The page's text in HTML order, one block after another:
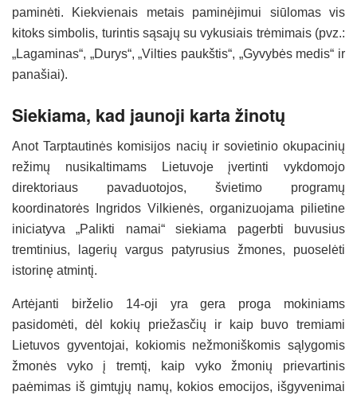
paminėti. Kiekvienais metais paminėjimui siūlomas vis
kitoks simbolis, turintis sąsajų su vykusiais trėmimais (pvz.:
„Lagaminas“, „Durys“, „Vilties paukštis“, „Gyvybės medis“ ir
panašiai).
Siekiama, kad jaunoji karta žinotų
Anot Tarptautinės komisijos nacių ir sovietinio okupacinių
režimų nusikaltimams Lietuvoje įvertinti vykdomojo
direktoriaus pavaduotojos, švietimo programų
koordinatorės Ingridos Vilkienės, organizuojama pilietine
iniciatyva „Palikti namai“ siekiama pagerbti buvusius
tremtinius, lagerių vargus patyrusius žmones, puoselėti
istorinę atmintį.
Artėjanti birželio 14-oji yra gera proga mokiniams
pasidomėti, dėl kokių priežasčių ir kaip buvo tremiami
Lietuvos gyventojai, kokiomis nežmoniškomis sąlygomis
žmonės vyko į tremtį, kaip vyko žmonių prievartinis
paėmimas iš gimtųjų namų, kokios emocijos, išgyvenimai